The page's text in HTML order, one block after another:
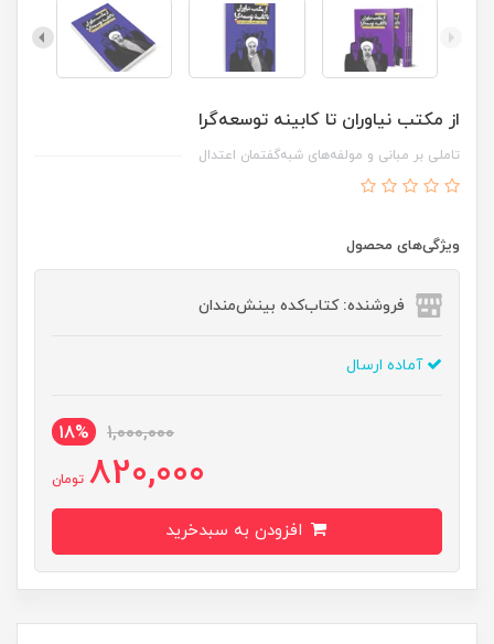
از مکتب نیاوران تا کابینه توسعه‌گرا
تاملی بر مبانی و مولفه‌های شبه‌گفتمان اعتدال
ویژگی‌های محصول
فروشنده: کتاب‌کده بینش‌مندان
آماده ارسال
1,000,000
18%
820,000 تومان